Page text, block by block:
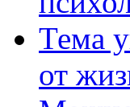
Тема
от